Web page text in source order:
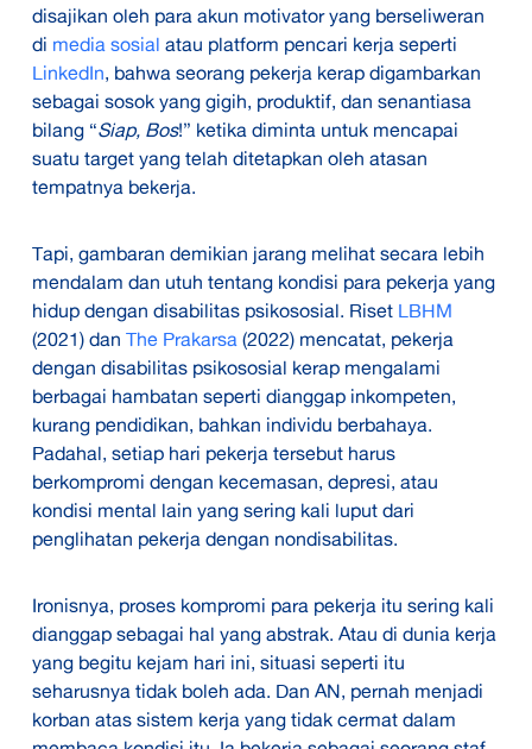
disajikan oleh para akun motivator yang berseliweran
di media sosial atau platform pencari kerja seperti
LinkedIn, bahwa seorang pekerja kerap digambarkan
sebagai sosok yang gigih, produktif, dan senantiasa
bilang “Siap, Bos!” ketika diminta untuk mencapai
suatu target yang telah ditetapkan oleh atasan
tempatnya bekerja.
Tapi, gambaran demikian jarang melihat secara lebih
mendalam dan utuh tentang kondisi para pekerja yang
hidup dengan disabilitas psikososial. Riset LBHM
(2021) dan The Prakarsa(2022) mencatat, pekerja
dengan disabilitas psikososial kerap mengalami
berbagai hambatan seperti dianggap inkompeten,
kurang pendidikan, bahkan individu berbahaya.
Padahal, setiap hari pekerja tersebut harus
berkompromi dengan kecemasan, depresi, atau
kondisi mental lain yang sering kali luput dari
penglihatan pekerja dengan nondisabilitas.
Ironisnya, proses kompromi para pekerja itu sering kali
dianggap sebagai hal yang abstrak. Atau di dunia kerja
yang begitu kejam hari ini, situasi seperti itu
seharusnya tidak boleh ada. Dan AN, pernah menjadi
korban atas sistem kerja yang tidak cermat dalam